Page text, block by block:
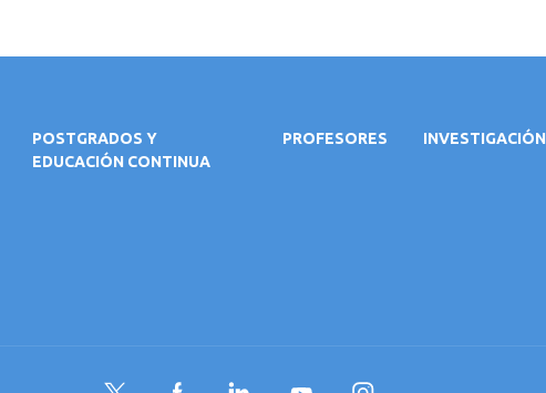
POSTGRADOS Y
EDUCACIÓN CONTINUA
PROFESORES INVESTIGACIÓN